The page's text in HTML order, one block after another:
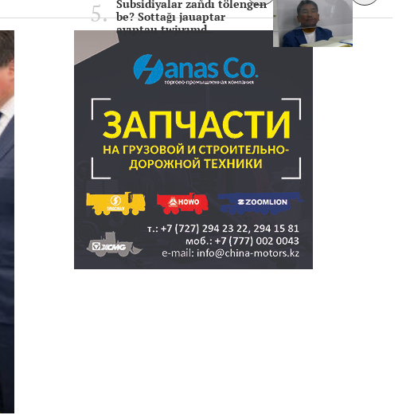
Subsidiyalar zañdı tölengen
be? Sottağı jauaptar
ayıptau twjırımd..